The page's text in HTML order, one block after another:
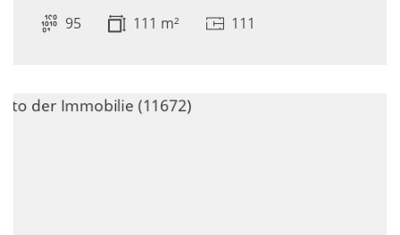
95 111 m² 111